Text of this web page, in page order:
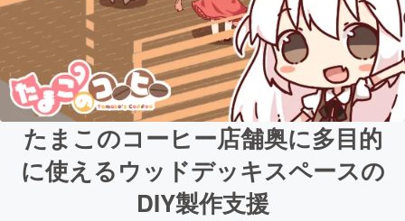
たまこのコーヒー店舗奥に多目的
に使えるウッドデッキスペースの
DIY製作支援